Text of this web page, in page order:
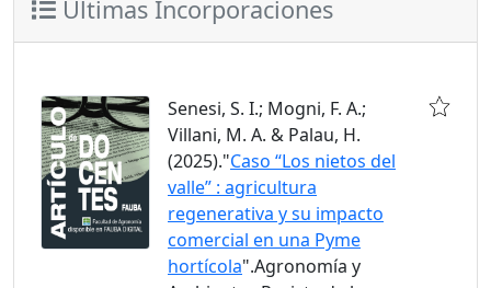
Últimas Incorporaciones
Senesi, S. I.; Mogni, F. A.;
Villani, M. A. & Palau, H.
(2025)."Caso “Los nietos del
valle” : agricultura
regenerativa y su impacto
comercial en una Pyme
hortícola".Agronomía y